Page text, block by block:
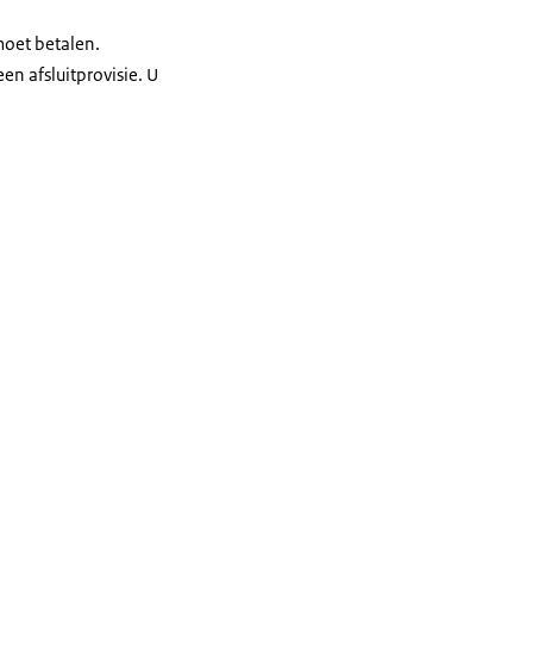
betalen.
afsluitprovisie. U